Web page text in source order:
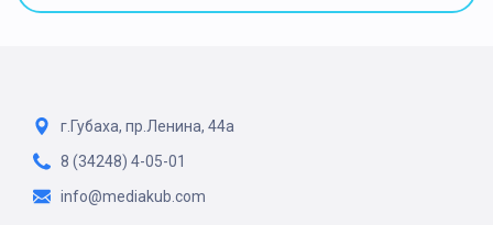
г.Губаха, пр.Ленина, 44а
8 (34248) 4-05-01
info@mediakub.com